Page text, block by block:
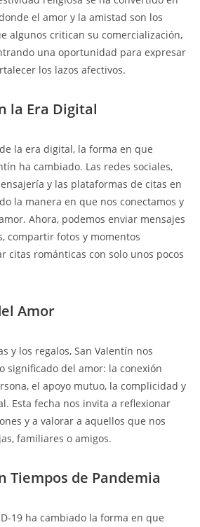
el amor y la amistad son los
algunos critican su comercialización,
una oportunidad para expresar
los lazos afectivos.
la Era Digital
la era digital, la forma en que
ha cambiado. Las redes sociales,
y las plataformas de citas en
la manera en que nos conectamos y
Ahora, podemos enviar mensajes
compartir fotos y momentos
citas románticas con solo unos pocos
Amor
y los regalos, San Valentín nos
significado del amor: la conexión
el apoyo mutuo, la complicidad y
Esta fecha nos invita a reflexionar
y a valorar a aquellos que nos
familiares o amigos.
Tiempos de Pandemia
19 ha cambiado la forma en que